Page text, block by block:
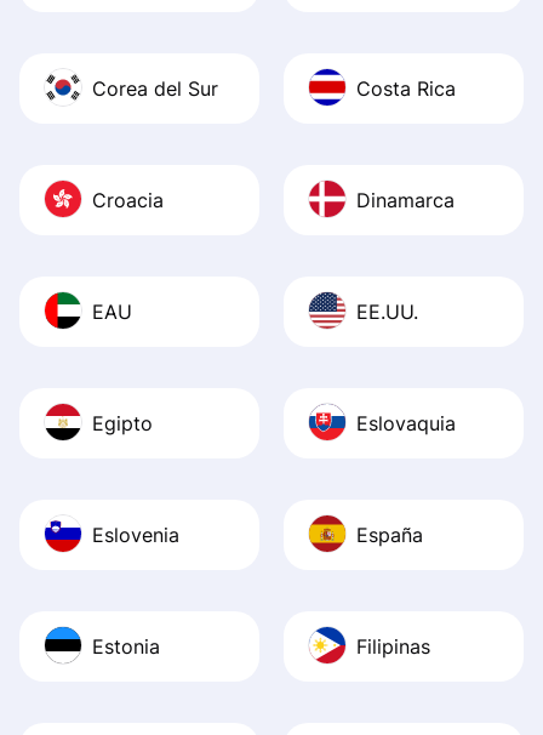
Corea del Sur Costa Rica
Croacia Dinamarca
EAU EE.UU.
Egipto Eslovaquia
Eslovenia España
Estonia Filipinas